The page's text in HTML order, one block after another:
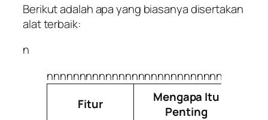
Berikut adalah apa yang biasanya disertakan
alat terbaik:
n
nnnnnnnnnnnnnnnnnnnnnnnnnnnnnnn
Fitur
Mengapa Itu
Penting